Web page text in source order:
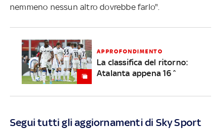
nemmeno nessun altro dovrebbe farlo".
APPROFONDIMENTO
La classifica del ritorno:
Atalanta appena 16^
Segui tutti gli aggiornamenti di Sky Sport